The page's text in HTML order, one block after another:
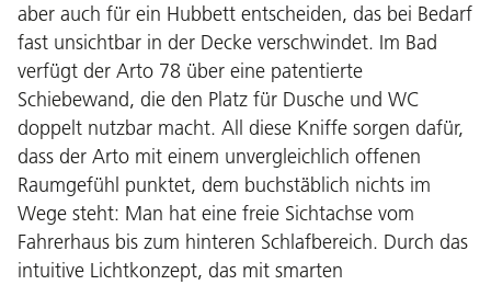
aber auch für ein Hubbett entscheiden, das bei Bedarf
fast unsichtbar in der Decke verschwindet. Im Bad
verfügt der Arto 78 über eine patentierte
Schiebewand, die den Platz für Dusche und WC
doppelt nutzbar macht. All diese Kniffe sorgen dafür,
dass der Arto mit einem unvergleichlich offenen
Raumgefühl punktet, dem buchstäblich nichts im
Wege steht: Man hat eine freie Sichtachse vom
Fahrerhaus bis zum hinteren Schlafbereich. Durch das
intuitive Lichtkonzept, das mit smarten